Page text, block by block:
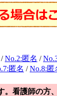
/No.2:匿名 /
匿名 /No.8:匿
。看護師の方